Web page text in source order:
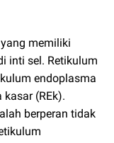
memiliki
inti sel. Retikulum
endoplasma
(REk).
berperan tidak